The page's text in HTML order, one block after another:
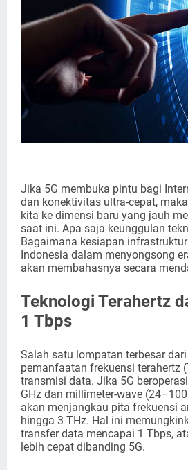
Jika 5G membuka pintu bagi
dan konektivitas ultra-cepat, maka
kita ke dimensi baru yang jauh
saat ini. Apa saja keunggulan
Bagaimana kesiapan
Indonesia dalam menyongsong
akan membahasnya secara
Teknologi Terahertz
1 Tbps
Salah satu lompatan terbesar
pemanfaatan frekuensi terahertz
transmisi data. Jika 5G
GHz dan millimeter-wave
akan menjangkau pita frekuensi
hingga 3 THz. Hal ini
transfer data mencapai 1 Tbps,
lebih cepat dibanding 5G.